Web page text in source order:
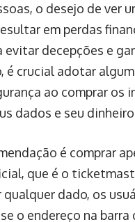
o desejo de ver
em perdas
evitar decepções e
é crucial adotar
ao comprar os
dados e seu
é comprar
que é o
dado, os
o endereço na barra